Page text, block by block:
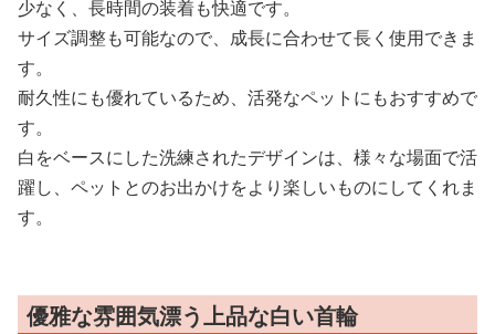
少なく、長時間の装着も快適です。
サイズ調整も可能なので、成長に合わせて長く使用できま
す。
耐久性にも優れているため、活発なペットにもおすすめで
す。
白をベースにした洗練されたデザインは、様々な場面で活
躍し、ペットとのお出かけをより楽しいものにしてくれま
す。
優雅な雰囲気漂う上品な白い首輪